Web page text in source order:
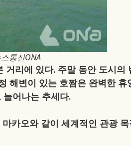
통신ONA
리에 있다. 주말 동안 도시의
해변이 있는 호짬은 완벽한 휴
어나는 추세다.
카오와 같이 세계적인 관광